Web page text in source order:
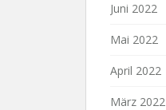
Juni 2022
Mai 2022
April 2022
März 2022